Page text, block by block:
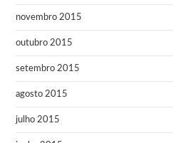
novembro 2015
outubro 2015
setembro 2015
agosto 2015
julho 2015